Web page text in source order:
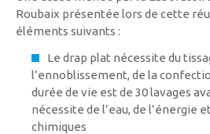
Roubaix présentée lors de cette
éléments suivants :
Le drap plat nécessite du
l’ennoblissement, de la
durée de vie est de 30 lavages
nécessite de l’eau, de l’énergie
chimiques